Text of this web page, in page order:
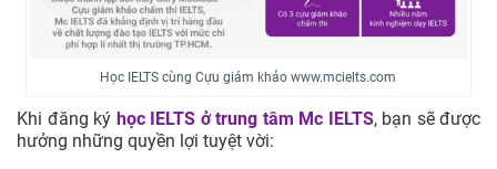
Học IELTS cùng Cựu giám khảo www.mcielts.com
Khi đăng ký học IELTS ở trung tâm Mc IELTS, bạn sẽ được
hưởng những quyền lợi tuyệt vời: